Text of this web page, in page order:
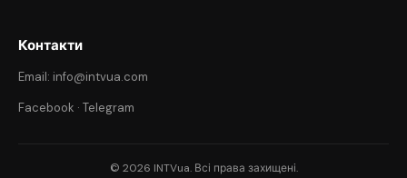
Контакти
Email: info@intvua.com
Facebook · Telegram
© 2026 INTVua. Всі права захищені.